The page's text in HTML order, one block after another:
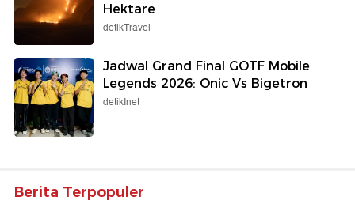
Hektare
detikTravel
Jadwal Grand Final GOTF Mobile
Legends 2026: Onic Vs Bigetron
detikInet
Berita Terpopuler